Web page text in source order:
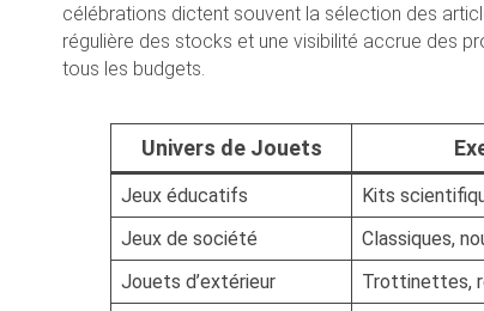
célébrations dictent souvent la sélection des
régulière des stocks et une visibilité accrue des
tous les budgets.
Univers de Jouets
Jeux éducatifs Kits
Jeux de société
Classiques,
Jouets d’extérieur
Trottinettes,